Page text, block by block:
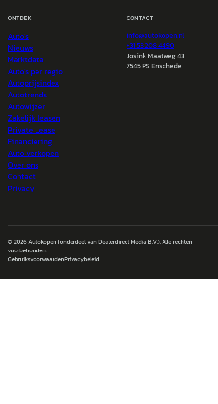
ONTDEK
Auto's
Nieuws
Marktdata
Auto's per regio
Autoprijsindex
Autotrends
Autowijzer
Zakelijk leasen
Private Lease
Financiering
Auto verkopen
Over ons
Contact
Privacy
CONTACT
info@autokopen.nl
+31 53 208 4490
Josink Maatweg 43
7545 PS Enschede
© 2026Autokopen(onderdeel van Dealerdirect Media B.V.). Alle rechten
voorbehouden.
GebruiksvoorwaardenPrivacybeleid